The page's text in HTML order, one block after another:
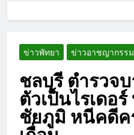
ข่าวพัทยา ข่าวอาชญากรรม
ชลบุรี ตำรวจ
ตัวเป็นไรเดอ
ชัยภูมิ หนีคดีค